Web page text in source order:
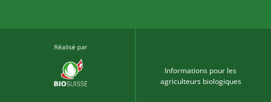
Informations pour les
agriculteurs biologiques